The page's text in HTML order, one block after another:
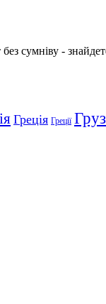
сумніву -
Греція Греції